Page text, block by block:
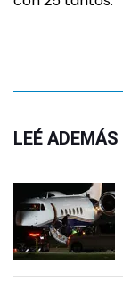
LEÉ ADEMÁS